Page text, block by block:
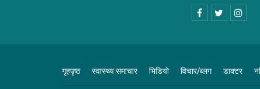
गृहपृष्ठ स्वास्थ्य समाचार भिडियाे विचार/ब्लग डाक्टर